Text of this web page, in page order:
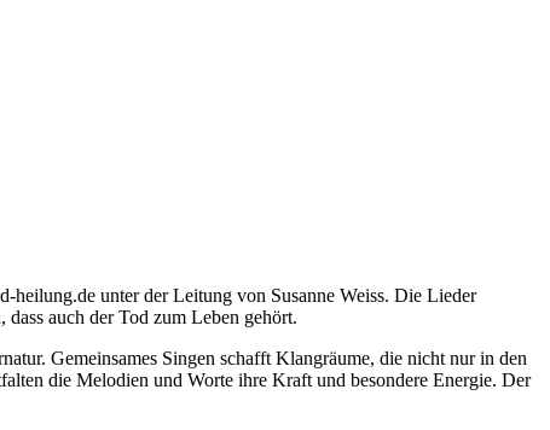
unter der Leitung von Susanne Weiss. Die Lieder
auch der Tod zum Leben gehört.
Gemeinsames Singen schafft Klangräume, die nicht nur in den
die Melodien und Worte ihre Kraft und besondere Energie. Der